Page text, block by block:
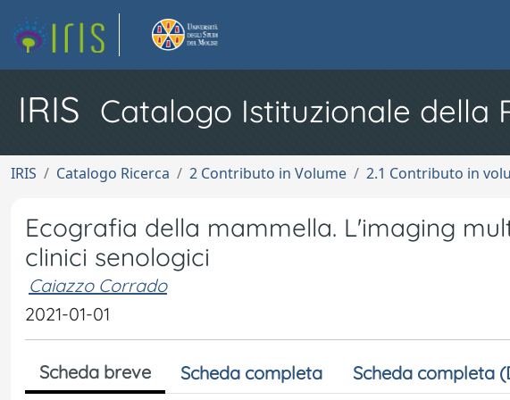
IRIS Catalogo Istituzionale della
IRIS Catalogo Ricerca 2 Contributo in Volume 2.1 Contributo in
Ecografia della mammella. L'imaging
clinici senologici
Caiazzo Corrado
2021-01-01
Scheda breve Scheda completa Scheda completa